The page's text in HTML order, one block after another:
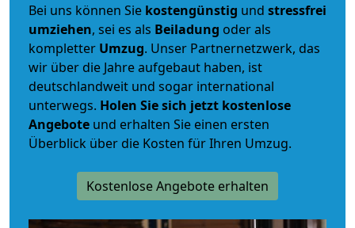
Bei uns können Sie kostengünstig und stressfrei
umziehen, sei es als Beiladung oder als
kompletter Umzug. Unser Partnernetzwerk, das
wir über die Jahre aufgebaut haben, ist
deutschlandweit und sogar international
unterwegs. Holen Sie sich jetzt kostenlose
Angebote und erhalten Sie einen ersten
Überblick über die Kosten für Ihren Umzug.
Kostenlose Angebote erhalten